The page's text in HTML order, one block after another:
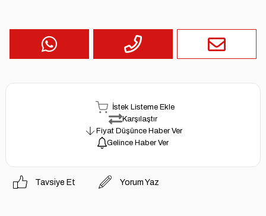
İstek Listeme Ekle
Karşılaştır
Fiyat Düşünce Haber Ver
Gelince Haber Ver
Tavsiye Et Yorum Yaz